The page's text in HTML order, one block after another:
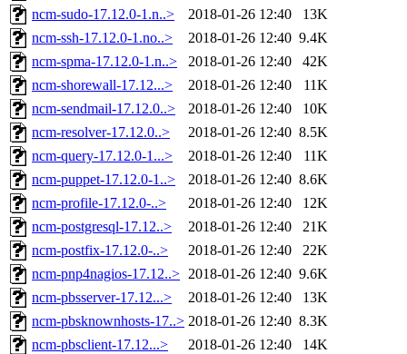
ncm-sudo-17.12.0-1.n..>
2018-01-26 12:40
13K
ncm-ssh-17.12.0-1.no..>
2018-01-26 12:40 9.4K
ncm-spma-17.12.0-1.n..>
2018-01-26 12:40
42K
ncm-shorewall-17.12...>
2018-01-26 12:40
11K
ncm-sendmail-17.12.0..>
2018-01-26 12:40
10K
ncm-resolver-17.12.0..>
2018-01-26 12:40 8.5K
ncm-query-17.12.0-1...>
2018-01-26 12:40
11K
ncm-puppet-17.12.0-1..>
2018-01-26 12:40 8.6K
ncm-profile-17.12.0-..>
2018-01-26 12:40
12K
ncm-postgresql-17.12..>
2018-01-26 12:40
21K
ncm-postfix-17.12.0-..>
2018-01-26 12:40
22K
ncm-pnp4nagios-17.12..> 2018-01-26 12:40 9.6K
ncm-pbsserver-17.12...>
2018-01-26 12:40
13K
ncm-pbsknownhosts-17..> 2018-01-26 12:40 8.3K
ncm-pbsclient-17.12...>
2018-01-26 12:40
14K